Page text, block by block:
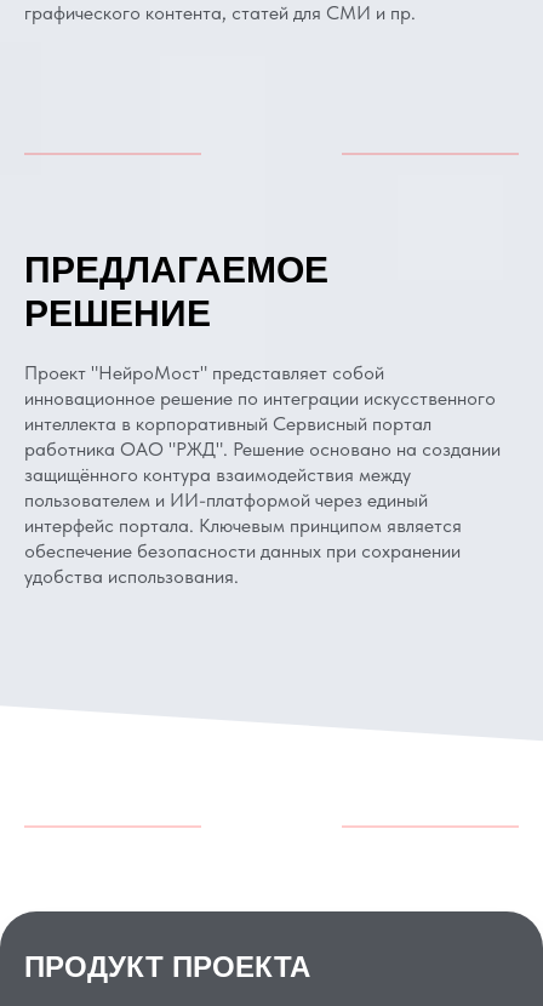
графического контента, статей для СМИ и пр.
ПРЕДЛАГАЕМОЕ
РЕШЕНИЕ
Проект "НейроМост" представляет собой
инновационное решение по интеграции искусственного
интеллекта в корпоративный Сервисный портал
работника ОАО "РЖД". Решение основано на создании
защищённого контура взаимодействия между
пользователем и ИИ-платформой через единый
интерфейс портала. Ключевым принципом является
обеспечение безопасности данных при сохранении
удобства использования.
ПРОДУКТ ПРОЕКТА